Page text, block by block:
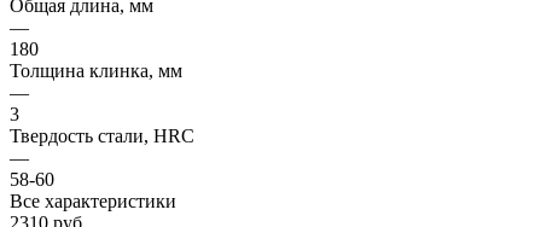
Общая длина, мм
—
180
Толщина клинка, мм
—
3
Твердость стали, HRC
—
58-60
Все характеристики
2310 руб